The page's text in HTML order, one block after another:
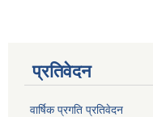
प्रतिवेदन
वार्षिक प्रगति प्रतिवेदन